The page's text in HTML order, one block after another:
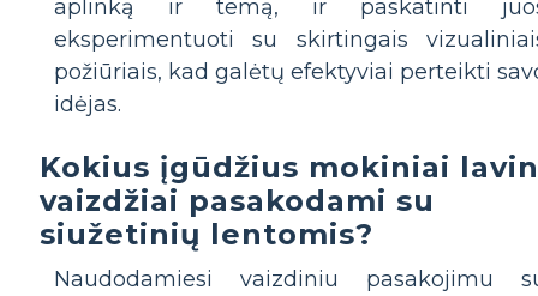
aplinką ir temą, ir paskatinti
eksperimentuoti su skirtingais
požiūriais, kad galėtų efektyviai perteikti
idėjas.
Kokius įgūdžius mokiniai
vaizdžiai pasakodami su
siužetinių lentomis?
Naudodamiesi vaizdiniu pasakojimu